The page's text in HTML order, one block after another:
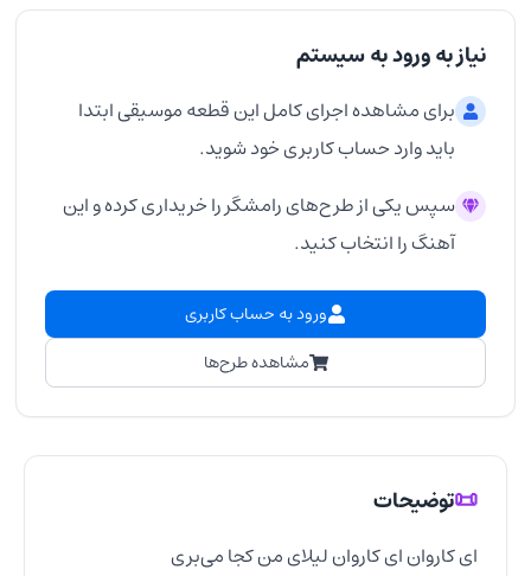
نیاز به ورود به سیستم
برای مشاهده اجرای کامل این قطعه موسیقی ابتدا
باید وارد حساب کاربری خود شوید.
سپس یکی از طرح‌های رامشگر را خریداری کرده و این
آهنگ را انتخاب کنید.
ورود به حساب کاربری
مشاهده طرح‌ها
📜توضیحات